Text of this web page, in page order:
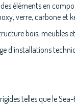
des éléments en
verre, carbone et
bois, meubles
d'installations
telles que le Sea-